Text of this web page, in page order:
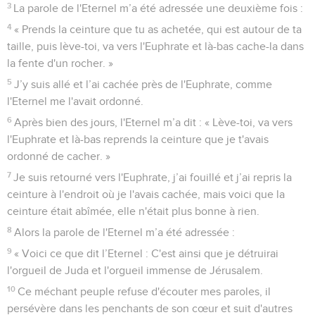
3 La parole de l'Eternel m’a été adressée une deuxième fois :
4 « Prends la ceinture que tu as achetée, qui est autour de ta
taille, puis lève-toi, va vers l'Euphrate et là-bas cache-la dans
la fente d'un rocher. »
5 J’y suis allé et l’ai cachée près de l'Euphrate, comme
l'Eternel me l'avait ordonné.
6 Après bien des jours, l'Eternel m’a dit : « Lève-toi, va vers
l'Euphrate et là-bas reprends la ceinture que je t'avais
ordonné de cacher. »
7 Je suis retourné vers l'Euphrate, j’ai fouillé et j’ai repris la
ceinture à l'endroit où je l'avais cachée, mais voici que la
ceinture était abîmée, elle n'était plus bonne à rien.
8 Alors la parole de l'Eternel m’a été adressée :
9 « Voici ce que dit l’Eternel : C'est ainsi que je détruirai
l'orgueil de Juda et l'orgueil immense de Jérusalem.
10 Ce méchant peuple refuse d'écouter mes paroles, il
persévère dans les penchants de son cœur et suit d'autres